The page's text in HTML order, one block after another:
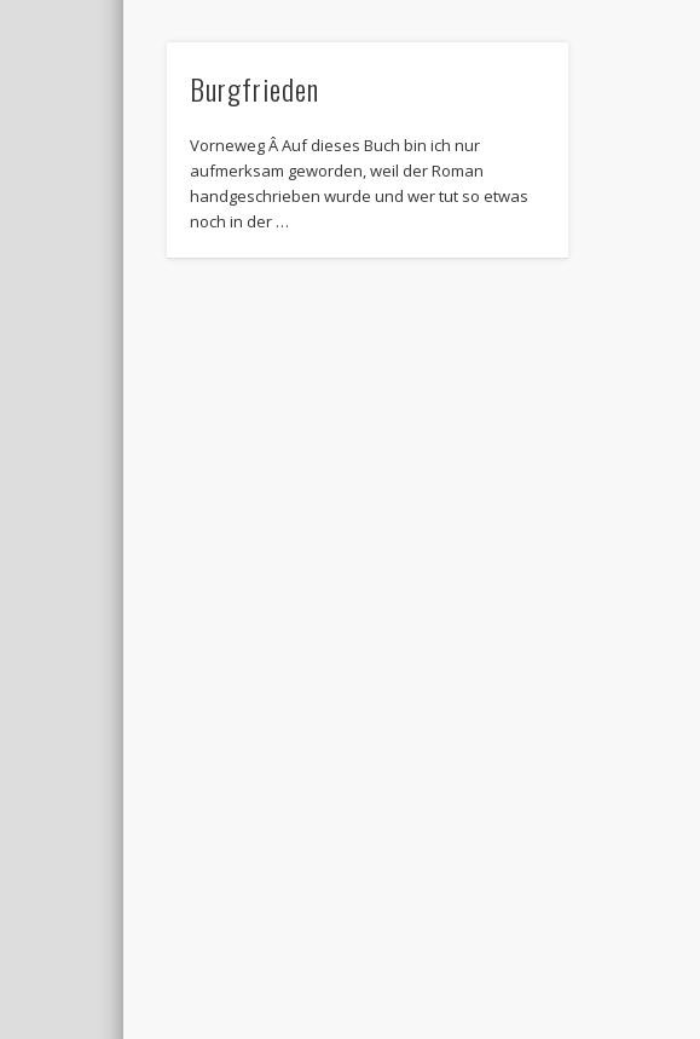
Burgfrieden
Vorneweg Â Auf dieses Buch bin ich nur
aufmerksam geworden, weil der Roman
handgeschrieben wurde und wer tut so etwas
noch in der …